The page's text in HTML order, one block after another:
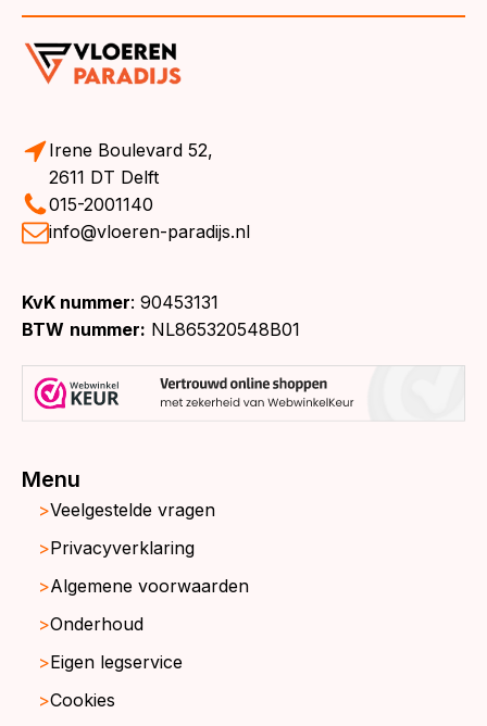
Irene Boulevard 52,
2611 DT Delft
015-2001140
info@vloeren-paradijs.nl
KvK nummer: 90453131
BTW nummer: NL865320548B01
Menu
Veelgestelde vragen
Privacyverklaring
Algemene voorwaarden
Onderhoud
Eigen legservice
Cookies